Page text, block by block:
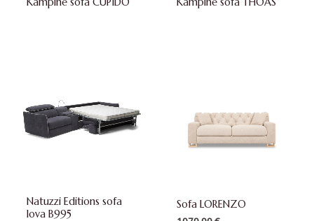
Natuzzi Editions sofa
lova B995
Sofa LORENZO